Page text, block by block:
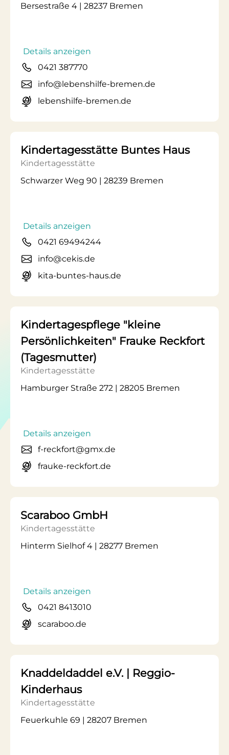
Bersestraße 4 | 28237 Bremen
Details anzeigen
0421 387770
info@lebenshilfe-bremen.de
lebenshilfe-bremen.de
Kindertagesstätte Buntes Haus
Kindertagesstätte
Schwarzer Weg 90 | 28239 Bremen
Details anzeigen
0421 69494244
info@cekis.de
kita-buntes-haus.de
Kindertagespflege "kleine
Persönlichkeiten" Frauke Reckfort
(Tagesmutter)
Kindertagesstätte
Hamburger Straße 272 | 28205 Bremen
Details anzeigen
f-reckfort@gmx.de
frauke-reckfort.de
Scaraboo GmbH
Kindertagesstätte
Hinterm Sielhof 4 | 28277 Bremen
Details anzeigen
0421 8413010
scaraboo.de
Knaddeldaddel e.V. | Reggio-
Kinderhaus
Kindertagesstätte
Feuerkuhle 69 | 28207 Bremen